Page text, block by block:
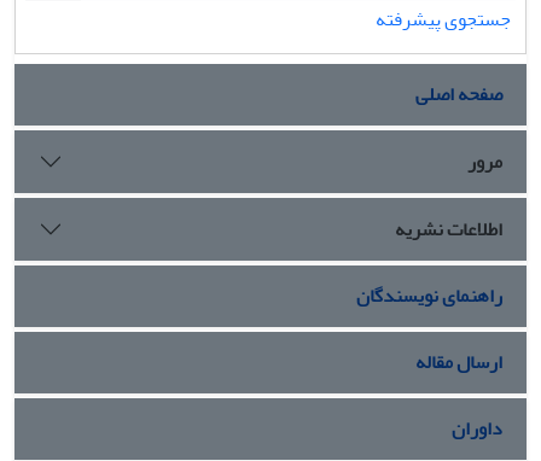
جستجوی پیشرفته
صفحه اصلی
مرور
اطلاعات نشریه
راهنمای نویسندگان
ارسال مقاله
داوران